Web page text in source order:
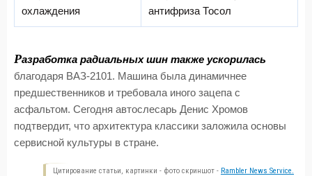
охлаждения
антифриза Тосол
Разработка радиальных шин также ускорилась
благодаря ВАЗ-2101. Машина была динамичнее
предшественников и требовала иного зацепа с
асфальтом. Сегодня автослесарь Денис Хромов
подтвердит, что архитектура классики заложила основы
сервисной культуры в стране.
Цитирование статьи, картинки - фото скриншот - Rambler News Service.